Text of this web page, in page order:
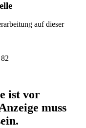
auf dieser
ist vor
muss